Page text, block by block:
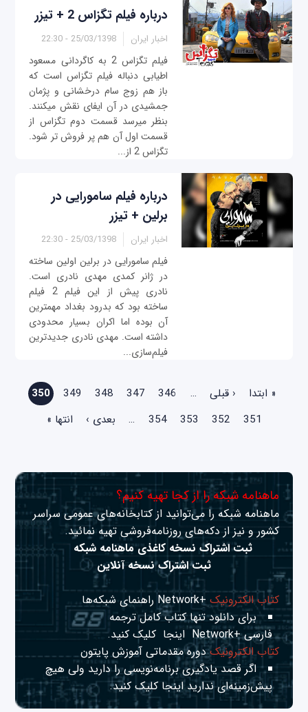
درباره فیلم تگزاس 2 + تیزر
اخبار ایران 25/03/1398 - 22:30
فیلم تگزاس 2 به کاگردانی مسعود
اطیابی دنباله فیلم تگزاس است که
باز هم زوج سام درخشانی و پژمان
جمشیدی در آن ایفای نقش میکنند.
بنظر میرسد قسمت دوم تگزاس از
قسمت اول آن هم پر فروش تر شود.
تگزاس 2 از...
درباره فیلم سامورایی در
برلین + تیزر
اخبار ایران 25/03/1398 - 22:30
فیلم سامورایی در برلین اولین ساخته
در ژانر کمدی مهدی نادری است.
نادری پیش از این فیلم 2 فیلم
ساخته بود که بدرود بغداد مهمترین
آن بوده اما اکران بسیار محدودی
داشته است. مهدی نادری جدیدترین
فیلم‌سازی...
« ابتدا ‹ قبلی …
346
347
348
349
350
351
352
353
354
… بعدی › انتها »
ماهنامه شبکه را از کجا تهیه کنیم؟
ماهنامه شبکه را می‌توانید از کتابخانه‌های عمومی سراسر
کشور و نیز از دکه‌های روزنامه‌فروشی تهیه نمائید.
ثبت اشتراک نسخه کاغذی ماهنامه شبکه
ثبت اشتراک نسخه آنلاین
کتاب الکترونیک+Network راهنمای شبکه‌ها
برای دانلود تنها کتاب کامل ترجمه
فارسی +Network
اینجا کلیک کنید.
کتاب الکترونیکدوره مقدماتی آموزش پایتون
اگر قصد یادگیری برنامه‌نویسی را دارید ولی هیچ
پیش‌زمینه‌ای نداریداینجا کلیک کنید.